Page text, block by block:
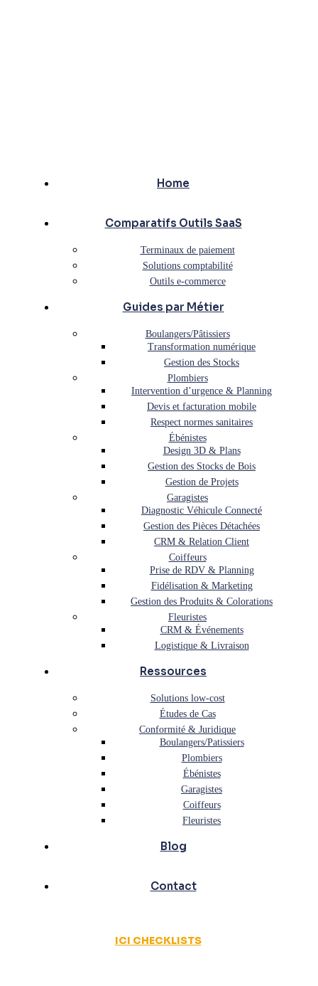
Home
Comparatifs Outils SaaS
Terminaux de paiement
Solutions comptabilité
Outils e-commerce
Guides par Métier
Boulangers/Pâtissiers
Transformation numérique
Gestion des Stocks
Plombiers
Intervention d’urgence & Planning
Devis et facturation mobile
Respect normes sanitaires
Ébénistes
Design 3D & Plans
Gestion des Stocks de Bois
Gestion de Projets
Garagistes
Diagnostic Véhicule Connecté
Gestion des Pièces Détachées
CRM & Relation Client
Coiffeurs
Prise de RDV & Planning
Fidélisation & Marketing
Gestion des Produits & Colorations
Fleuristes
CRM & Événements
Logistique & Livraison
Ressources
Solutions low-cost
Études de Cas
Conformité & Juridique
Boulangers/Patissiers
Plombiers
Ébénistes
Garagistes
Coiffeurs
Fleuristes
Blog
Contact
ICI CHECKLISTS